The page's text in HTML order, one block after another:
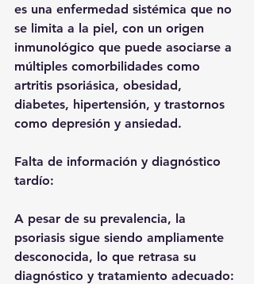
es una enfermedad sistémica que no
se limita a la piel, con un origen
inmunológico que puede asociarse a
múltiples comorbilidades como
artritis psoriásica, obesidad,
diabetes, hipertensión, y trastornos
como depresión y ansiedad.
Falta de información y diagnóstico
tardío:
A pesar de su prevalencia, la
psoriasis sigue siendo ampliamente
desconocida, lo que retrasa su
diagnóstico y tratamiento adecuado: